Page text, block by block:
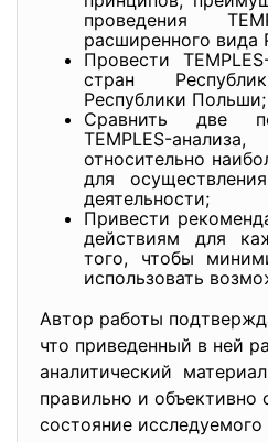
проведения
расширенного вида
Провести
стран
Республики Польши;
Сравнить две
TEMPLES-
относительно
для
деятельности;
Привести
действиям для
того, чтобы
использовать
Автор работы
что приведенный в ней
аналитический материал
правильно и объективно
состояние исследуемого